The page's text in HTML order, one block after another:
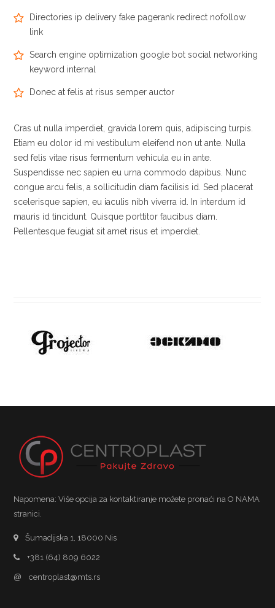
Directories ip delivery fake pagerank redirect nofollow
link
Search engine optimization google bot social networking
keyword internal
Donec at felis at risus semper auctor
Cras ut nulla imperdiet, gravida lorem quis, adipiscing turpis.
Etiam eu dolor id mi vestibulum eleifend non ut ante. Nulla
sed felis vitae risus fermentum vehicula eu in ante.
Suspendisse nec sapien eu urna commodo dapibus. Nunc
congue arcu felis, a sollicitudin diam facilisis id. Sed placerat
scelerisque sapien, eu iaculis nibh viverra id. In interdum id
mauris id tincidunt. Quisque porttitor faucibus diam.
Pellentesque feugiat sit amet risus et imperdiet.
Napomena: Više opcija za kontaktiranje možete pronaći na O NAMA
stranici.
Šumadijska 1, 18000 Nis
+381 (64) 809 6022
@ centroplast@mts.rs